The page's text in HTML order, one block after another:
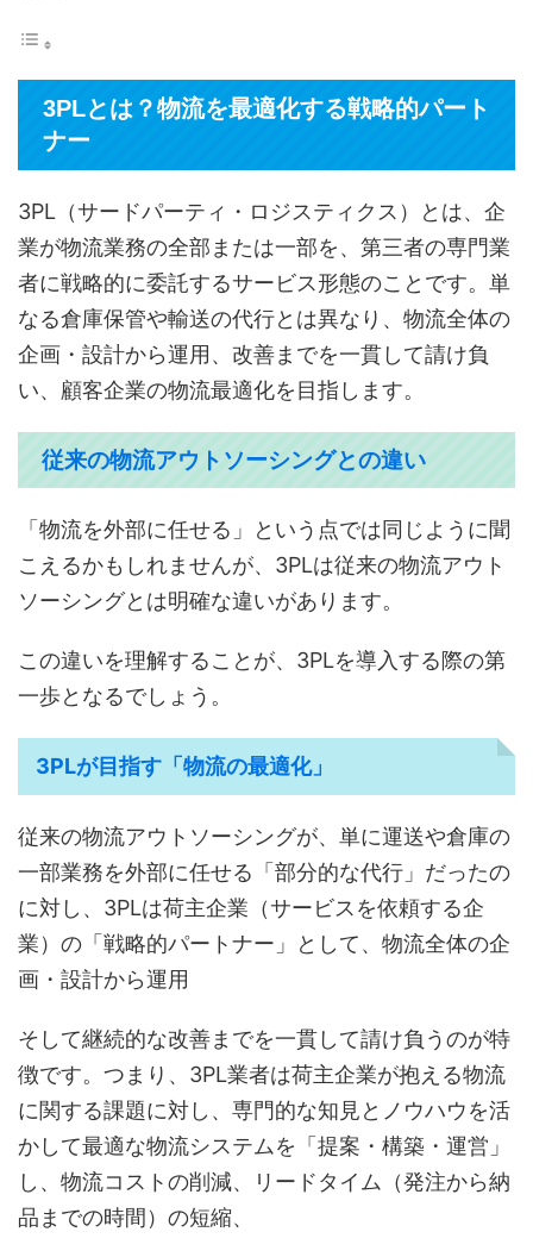
3PLとは？物流を最適化する戦略的パート
ナー
3PL（サードパーティ・ロジスティクス）とは、企
業が物流業務の全部または一部を、第三者の専門業
者に戦略的に委託するサービス形態のことです。単
なる倉庫保管や輸送の代行とは異なり、物流全体の
企画・設計から運用、改善までを一貫して請け負
い、顧客企業の物流最適化を目指します。
従来の物流アウトソーシングとの違い
「物流を外部に任せる」という点では同じように聞
こえるかもしれませんが、3PLは従来の物流アウト
ソーシングとは明確な違いがあります。
この違いを理解することが、3PLを導入する際の第
一歩となるでしょう。
3PLが目指す「物流の最適化」
従来の物流アウトソーシングが、単に運送や倉庫の
一部業務を外部に任せる「部分的な代行」だったの
に対し、3PLは荷主企業（サービスを依頼する企
業）の「戦略的パートナー」として、物流全体の企
画・設計から運用
そして継続的な改善までを一貫して請け負うのが特
徴です。つまり、3PL業者は荷主企業が抱える物流
に関する課題に対し、専門的な知見とノウハウを活
かして最適な物流システムを「提案・構築・運営」
し、物流コストの削減、リードタイム（発注から納
品までの時間）の短縮、